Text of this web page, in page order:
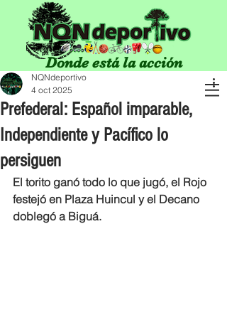
Donde está la acción
Prefederal: Español imparable,
Independiente y Pacífico lo
persiguen
NQNdeportivo
4 oct 2025
El torito ganó todo lo que jugó, el Rojo
festejó en Plaza Huincul y el Decano
doblegó a Biguá.